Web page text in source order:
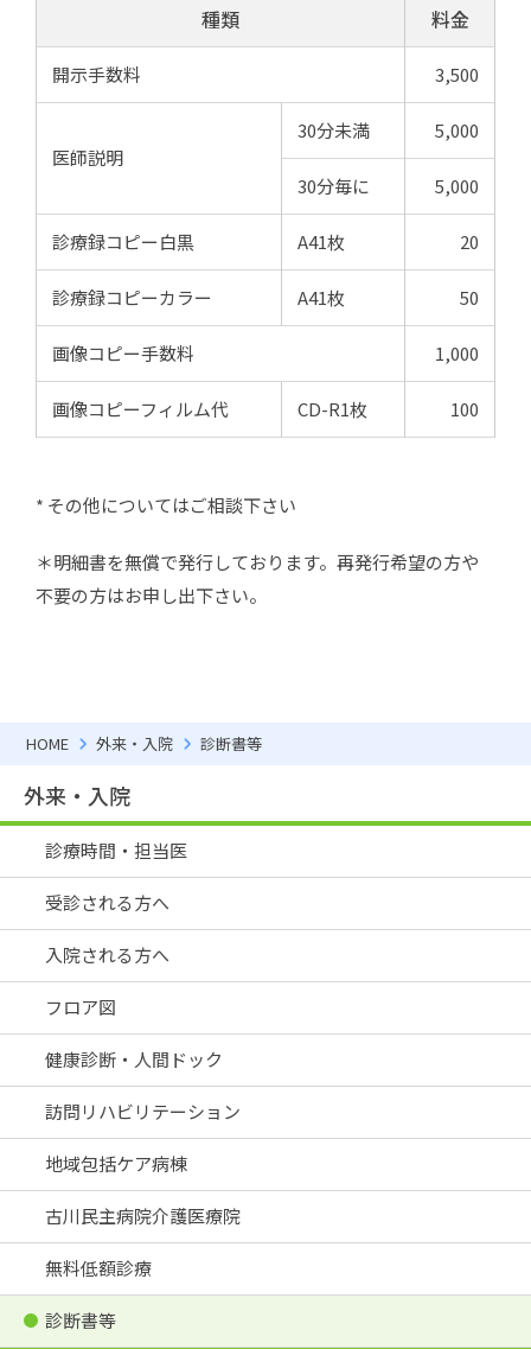
種類 料金
開示手数料 3,500
医師説明
30分未満 5,000
30分毎に 5,000
診療録コピー白黒 A41枚 20
診療録コピーカラー A41枚 50
画像コピー手数料 1,000
画像コピーフィルム代 CD-R1枚 100
* その他についてはご相談下さい
＊明細書を無償で発行しております。再発行希望の方や
不要の方はお申し出下さい。
HOME 外来・入院 診断書等
外来・入院
診療時間・担当医
受診される方へ
入院される方へ
フロア図
健康診断・人間ドック
訪問リハビリテーション
地域包括ケア病棟
古川民主病院介護医療院
無料低額診療
診断書等